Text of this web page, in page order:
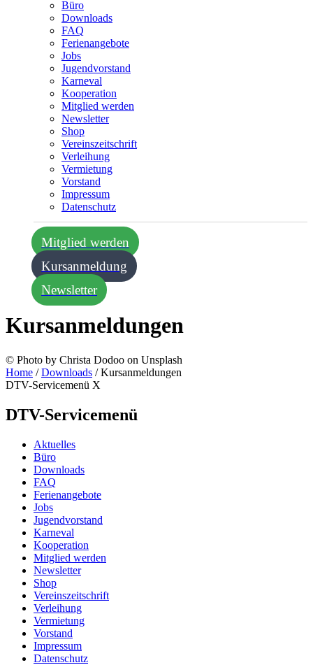
Büro
Downloads
FAQ
Ferienangebote
Jobs
Jugendvorstand
Karneval
Kooperation
Mitglied werden
Newsletter
Shop
Vereins­zeitschrift
Verleihung
Vermietung
Vorstand
Impressum
Datenschutz­
Mitglied werden
Kursanmeldung
Newsletter
Kursanmeldungen
© Photo by Christa Dodoo on Unsplash
Home /Downloads /Kursanmeldungen
DTV-Servicemenü X
DTV-Servicemenü
Aktuelles
Büro
Downloads
FAQ
Ferienangebote
Jobs
Jugendvorstand
Karneval
Kooperation
Mitglied werden
Newsletter
Shop
Vereinszeitschrift
Verleihung
Vermietung
Vorstand
Impressum
Datenschutz­